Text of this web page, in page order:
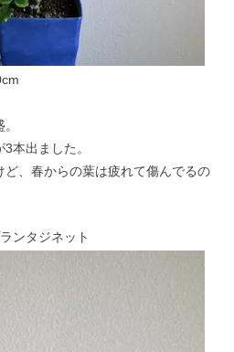
本出ました。
、春からの葉は疲れて傷んでるの
タジネット